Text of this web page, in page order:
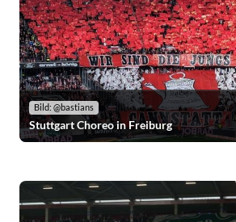
Bild: @bastians
Stuttgart Choreo in Freiburg